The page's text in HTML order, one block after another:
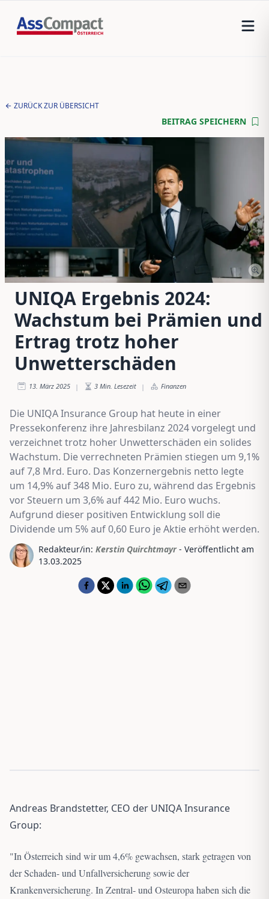
ZURÜCK ZUR ÜBERSICHT
BEITRAG SPEICHERN
UNIQA Ergebnis 2024:
Wachstum bei Prämien und
Ertrag trotz hoher
Unwetterschäden
13. März 2025 | 3 Min. Lesezeit | Finanzen
Die UNIQA Insurance Group hat heute in einer
Pressekonferenz ihre Jahresbilanz 2024 vorgelegt und
verzeichnet trotz hoher Unwetterschäden ein solides
Wachstum. Die verrechneten Prämien stiegen um 9,1%
auf 7,8 Mrd. Euro. Das Konzernergebnis netto legte
um 14,9% auf 348 Mio. Euro zu, während das Ergebnis
vor Steuern um 3,6% auf 442 Mio. Euro wuchs.
Aufgrund dieser positiven Entwicklung soll die
Dividende um 5% auf 0,60 Euro je Aktie erhöht werden.
Redakteur/in: Kerstin Quirchtmayr - Veröffentlicht am
13.03.2025
Andreas Brandstetter, CEO der UNIQA Insurance
Group:
"In Österreich sind wir um 4,6% gewachsen, stark getragen von
der Schaden- und Unfallversicherung sowie der
Krankenversicherung. In Zentral- und Osteuropa haben sich die